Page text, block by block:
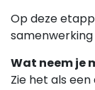
Op deze
Wat neem je
Zie het als